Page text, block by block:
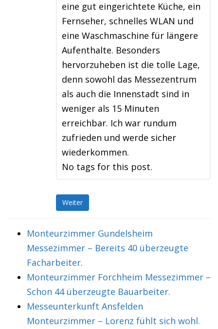
eine gut eingerichtete Küche, ein
Fernseher, schnelles WLAN und
eine Waschmaschine für längere
Aufenthalte. Besonders
hervorzuheben ist die tolle Lage,
denn sowohl das Messezentrum
als auch die Innenstadt sind in
weniger als 15 Minuten
erreichbar. Ich war rundum
zufrieden und werde sicher
wiederkommen.
No tags for this post.
Weiter
Monteurzimmer Gundelsheim
Messezimmer – Bereits 40 überzeugte
Facharbeiter.
Monteurzimmer Forchheim Messezimmer –
Schon 44 überzeugte Bauarbeiter.
Messeunterkunft Ansfelden
Monteurzimmer – Lorenz fühlt sich wohl.